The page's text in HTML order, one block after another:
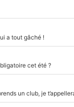
a tout gâché !
cet été ?